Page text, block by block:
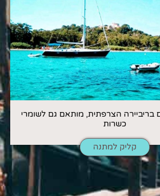
בריביירה הצרפתית, מותאם גם לשומרי
כשרות
קליק למתנה